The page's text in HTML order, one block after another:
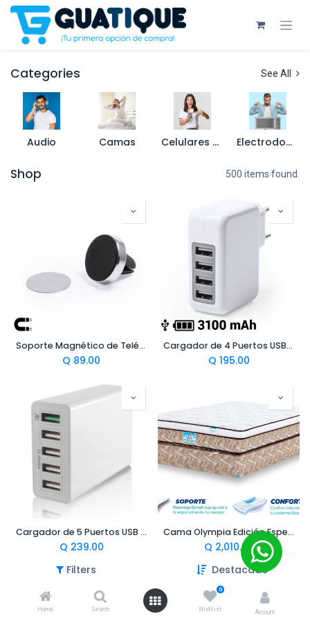
Filters Destacado
Home Search
0
Wishlist Account
Categories See All
Audio Camas Celulares y Accesorios Electrodomésticos
Shop 500 items found.
Soporte Magnético de Teléfonos para Carro Modelo 145540
Q 89.00
Cargador de 4 Puertos USB para Pared de 3100mAh
Q 195.00
Cargador de 5 Puertos USB de Carga Inteligente
Q 239.00
Cama Olympia Edición Especial
Q 2,010.00